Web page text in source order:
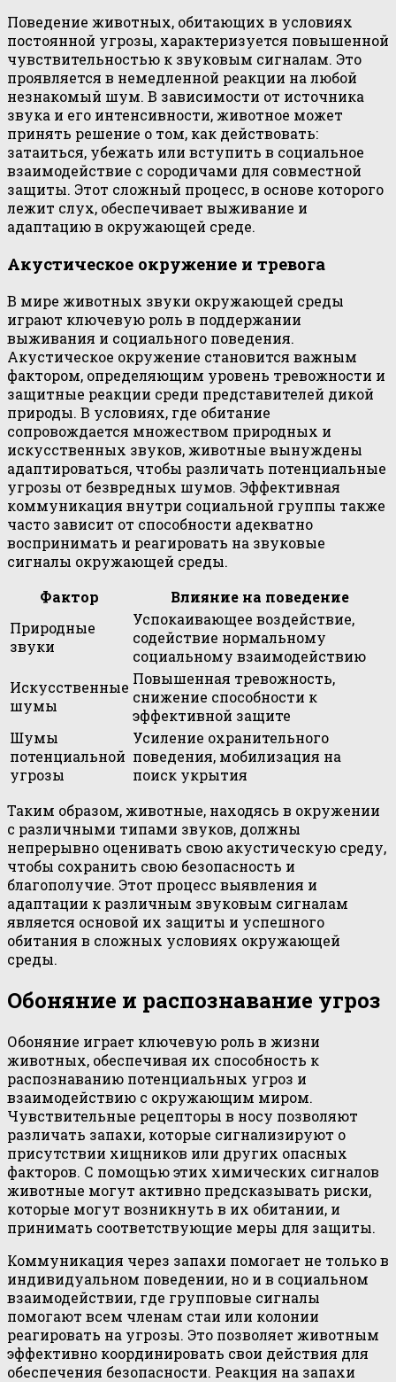
Поведение животных, обитающих в условиях
постоянной угрозы, характеризуется повышенной
чувствительностью к звуковым сигналам. Это
проявляется в немедленной реакции на любой
незнакомый шум. В зависимости от источника
звука и его интенсивности, животное может
принять решение о том, как действовать:
затаиться, убежать или вступить в социальное
взаимодействие с сородичами для совместной
защиты. Этот сложный процесс, в основе которого
лежит слух, обеспечивает выживание и
адаптацию в окружающей среде.
Акустическое окружение и тревога
В мире животных звуки окружающей среды
играют ключевую роль в поддержании
выживания и социального поведения.
Акустическое окружение становится важным
фактором, определяющим уровень тревожности и
защитные реакции среди представителей дикой
природы. В условиях, где обитание
сопровождается множеством природных и
искусственных звуков, животные вынуждены
адаптироваться, чтобы различать потенциальные
угрозы от безвредных шумов. Эффективная
коммуникация внутри социальной группы также
часто зависит от способности адекватно
воспринимать и реагировать на звуковые
сигналы окружающей среды.
Фактор
Влияние на поведение
Природные
звуки
Успокаивающее воздействие,
содействие нормальному
социальному взаимодействию
Искусственные
шумы
Повышенная тревожность,
снижение способности к
эффективной защите
Шумы
потенциальной
угрозы
Усиление охранительного
поведения, мобилизация на
поиск укрытия
Таким образом, животные, находясь в окружении
с различными типами звуков, должны
непрерывно оценивать свою акустическую среду,
чтобы сохранить свою безопасность и
благополучие. Этот процесс выявления и
адаптации к различным звуковым сигналам
является основой их защиты и успешного
обитания в сложных условиях окружающей
среды.
Обоняние и распознавание угроз
Обоняние играет ключевую роль в жизни
животных, обеспечивая их способность к
распознаванию потенциальных угроз и
взаимодействию с окружающим миром.
Чувствительные рецепторы в носу позволяют
различать запахи, которые сигнализируют о
присутствии хищников или других опасных
факторов. С помощью этих химических сигналов
животные могут активно предсказывать риски,
которые могут возникнуть в их обитании, и
принимать соответствующие меры для защиты.
Коммуникация через запахи помогает не только в
индивидуальном поведении, но и в социальном
взаимодействии, где групповые сигналы
помогают всем членам стаи или колонии
реагировать на угрозы. Это позволяет животным
эффективно координировать свои действия для
обеспечения безопасности. Реакция на запахи